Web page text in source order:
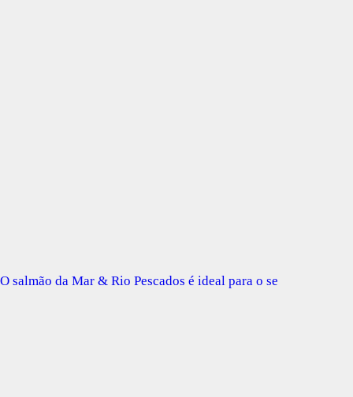
O salmão da Mar & Rio Pescados é ideal para o se